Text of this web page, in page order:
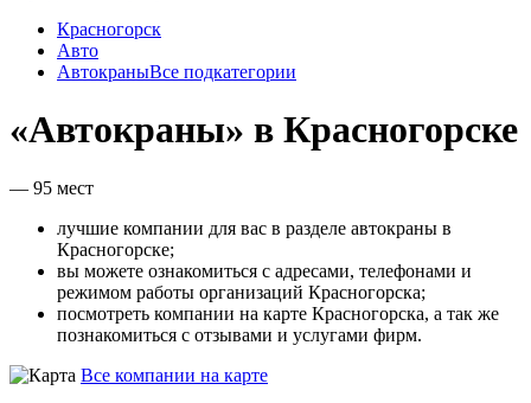
Красногорск
Авто
АвтокраныВсе подкатегории
«Автокраны» в Красногорске
— 95 мест
лучшие компании для вас в разделе автокраны в
Красногорске;
вы можете ознакомиться с адресами, телефонами и
режимом работы организаций Красногорска;
посмотреть компании на карте Красногорска, а так же
познакомиться с отзывами и услугами фирм.
Все компании на карте